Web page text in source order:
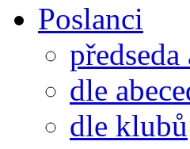
Poslanci
dle
dle klubů